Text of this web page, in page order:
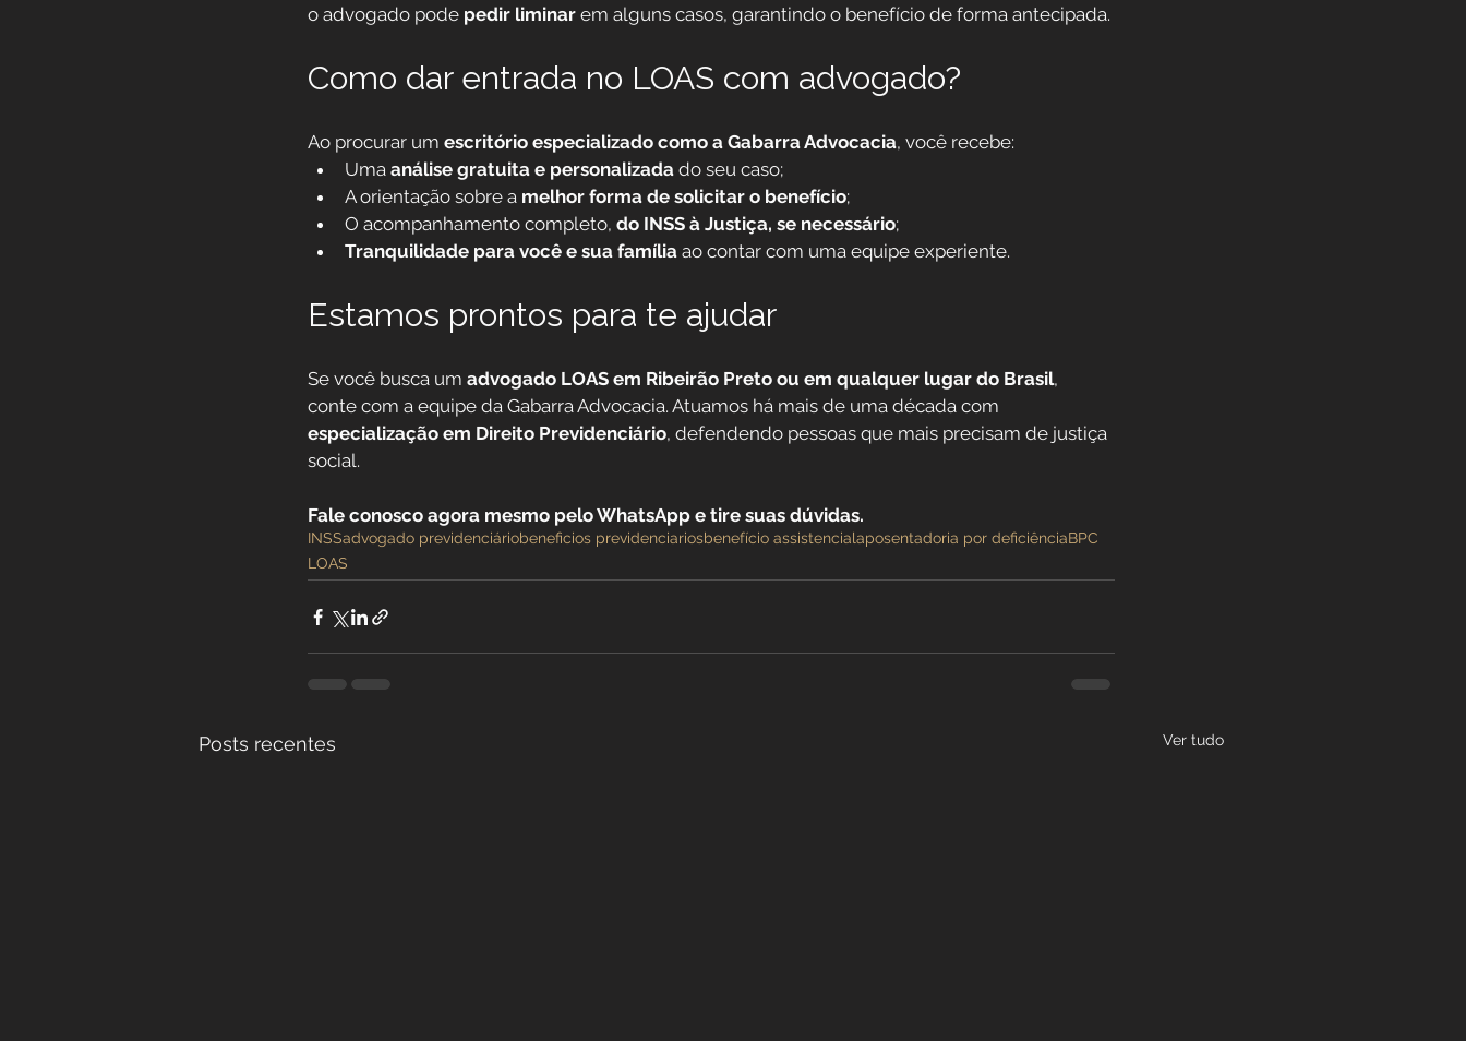
o advogado pode pedir liminar em alguns casos, garantindo o benefício de forma antecipada.
Como dar entrada no LOAS com advogado?
Ao procurar um escritório especializado como a Gabarra Advocacia, você recebe:
Uma análise gratuita e personalizada do seu caso;
A orientação sobre a melhor forma de solicitar o benefício;
O acompanhamento completo, do INSS à Justiça, se necessário;
Tranquilidade para você e sua família ao contar com uma equipe experiente.
Estamos prontos para te ajudar
Se você busca um advogado LOAS em Ribeirão Preto ou em qualquer lugar do Brasil,
conte com a equipe da Gabarra Advocacia. Atuamos há mais de uma década com
especialização em Direito Previdenciário, defendendo pessoas que mais precisam de justiça
social.
Fale conosco agora mesmo pelo WhatsApp e tire suas dúvidas.
INSSadvogado previdenciáriobeneficios previdenciariosbenefício assistencialaposentadoria por deficiênciaBPC
LOAS
Posts recentes Ver tudo